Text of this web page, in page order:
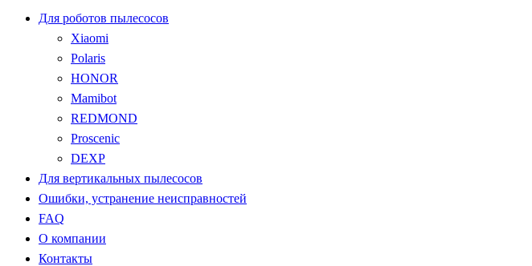
Для роботов пылесосов
Xiaomi
Polaris
HONOR
Mamibot
REDMOND
Proscenic
DEXP
Для вертикальных пылесосов
Ошибки, устранение неисправностей
FAQ
О компании
Контакты